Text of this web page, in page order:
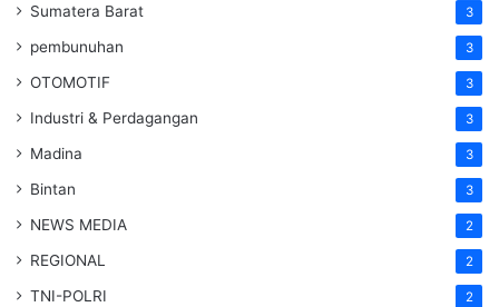
Sumatera Barat 3
pembunuhan 3
OTOMOTIF 3
Industri & Perdagangan 3
Madina 3
Bintan 3
NEWS MEDIA 2
REGIONAL 2
TNI-POLRI 2